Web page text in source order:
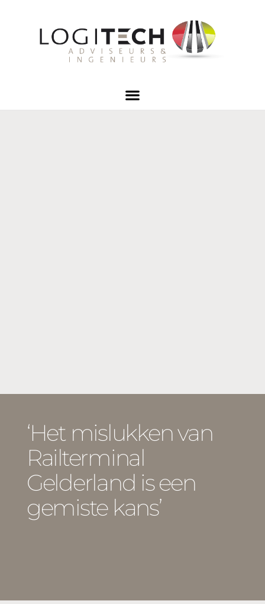
‘Het mislukken van
Railterminal
Gelderland is een
gemiste kans’